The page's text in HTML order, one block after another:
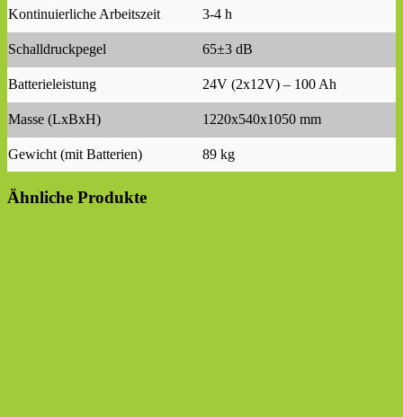
Kontinuierliche Arbeitszeit 3-4 h
Schalldruckpegel 65±3 dB
Batterieleistung 24V (2x12V) – 100 Ah
Masse (LxBxH) 1220x540x1050 mm
Gewicht (mit Batterien) 89 kg
Ähnliche Produkte